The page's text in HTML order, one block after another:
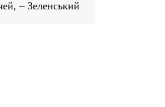
– Зеленський